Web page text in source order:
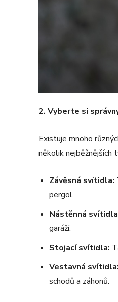
2. Vyberte si
Existuje mnoho
několik nejběžnějších
Závěsná svítidla:
pergol.
Nástěnná
garáží.
Stojací svítidla:
Vestavná svítidla:
schodů a záhonů.